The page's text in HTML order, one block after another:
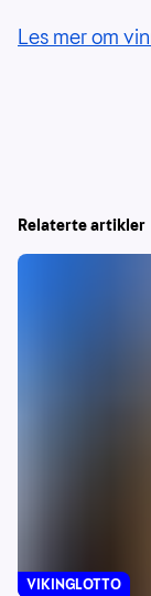
Les mer om
Relaterte artikler
VIKINGLOTTO